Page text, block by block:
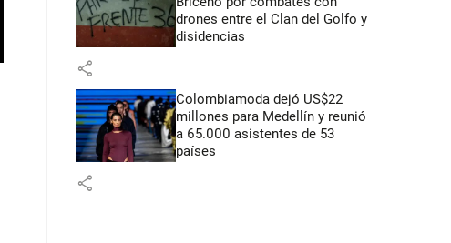
drones entre el Clan del Golfo y
disidencias
share
Colombiamoda dejó US$22
millones para Medellín y reunió
a 65.000 asistentes de 53
países
share